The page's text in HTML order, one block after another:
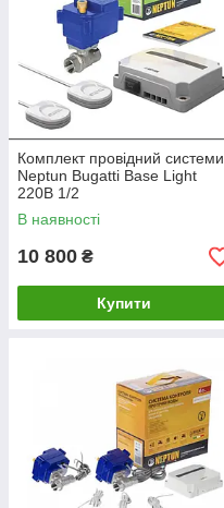
Комплект провідний системи
Neptun Bugatti Base Light
220В 1/2
В наявності
10 800 ₴
Купити